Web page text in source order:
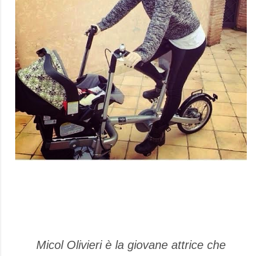
Micol Olivieri è la giovane attrice che